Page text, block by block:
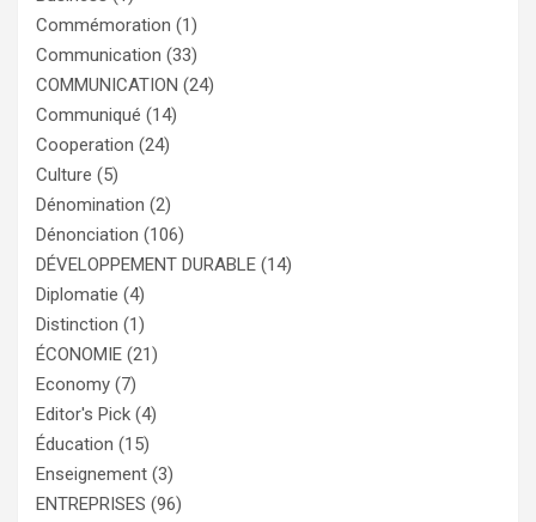
Commémoration (1)
Communication (33)
COMMUNICATION (24)
Communiqué (14)
Cooperation (24)
Culture (5)
Dénomination (2)
Dénonciation (106)
DÉVELOPPEMENT DURABLE (14)
Diplomatie (4)
Distinction (1)
ÉCONOMIE (21)
Economy (7)
Editor's Pick (4)
Éducation (15)
Enseignement (3)
ENTREPRISES (96)